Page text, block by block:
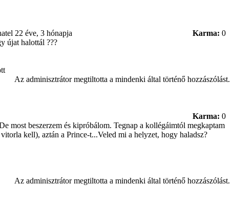
22 éve, 3 hónapja Karma: 0
újat halottál ???
Az adminisztrátor megtiltotta a mindenki által történő hozzászólást.
Karma: 0
most beszerzem és kipróbálom. Tegnap a kollégáimtól megkaptam
kell), aztán a Prince-t...Veled mi a helyzet, hogy haladsz?
Az adminisztrátor megtiltotta a mindenki által történő hozzászólást.